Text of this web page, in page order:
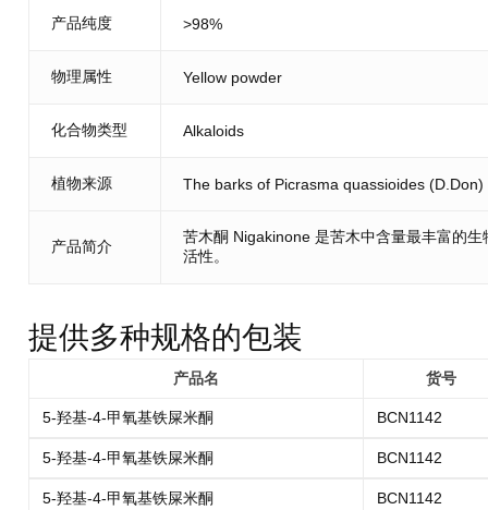
产品纯度 >98%
物理属性 Yellow powder
化合物类型 Alkaloids
植物来源 The barks of Picrasma quassioides (D.Don)
产品简介
苦木酮 Nigakinone 是苦木中含量最丰富的
活性。
提供多种规格的包装
产品名 货号
5-羟基-4-甲氧基铁屎米酮 BCN1142
5-羟基-4-甲氧基铁屎米酮 BCN1142
5-羟基-4-甲氧基铁屎米酮 BCN1142